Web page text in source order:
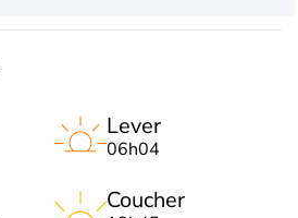
Lever
06h04
Coucher